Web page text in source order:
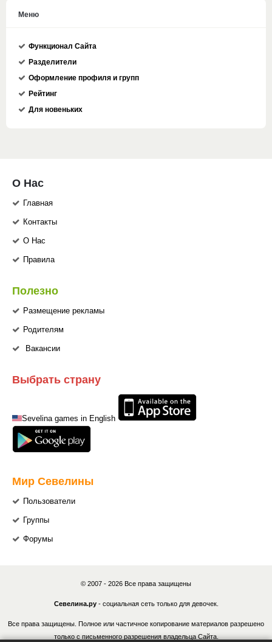
Меню
Функционал Сайта
Разделители
Оформление профиля и групп
Рейтинг
Для новеньких
О Нас
Главная
Контакты
О Нас
Правила
Полезно
Размещение рекламы
Родителям
Вакансии
Выбрать страну
Sevelina games in English
Мир Севелины
Пользователи
Группы
Форумы
© 2007 - 2026 Все права защищены
Севелина.ру- социальная сеть только для девочек.
Все права защищены. Полное или частичное копирование материалов разрешено
только с письменного разрешения владельца Сайта.